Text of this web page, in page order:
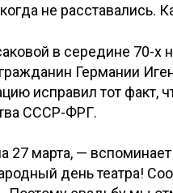
не расставались.
в середине 70-х
Германии
исправил тот факт,
СССР-ФРГ.
27 марта, —
день театра!